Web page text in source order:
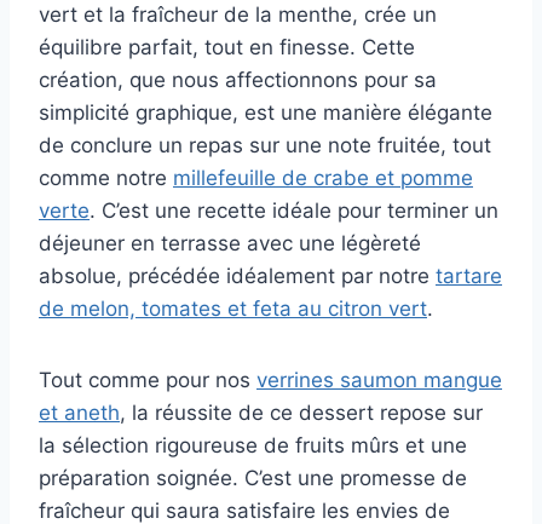
vert et la fraîcheur de la menthe, crée un
équilibre parfait, tout en finesse. Cette
création, que nous affectionnons pour sa
simplicité graphique, est une manière élégante
de conclure un repas sur une note fruitée, tout
comme notre millefeuille de crabe et pomme
verte. C’est une recette idéale pour terminer un
déjeuner en terrasse avec une légèreté
absolue, précédée idéalement par notre tartare
de melon, tomates et feta au citron vert.
Tout comme pour nos verrines saumon mangue
et aneth, la réussite de ce dessert repose sur
la sélection rigoureuse de fruits mûrs et une
préparation soignée. C’est une promesse de
fraîcheur qui saura satisfaire les envies de